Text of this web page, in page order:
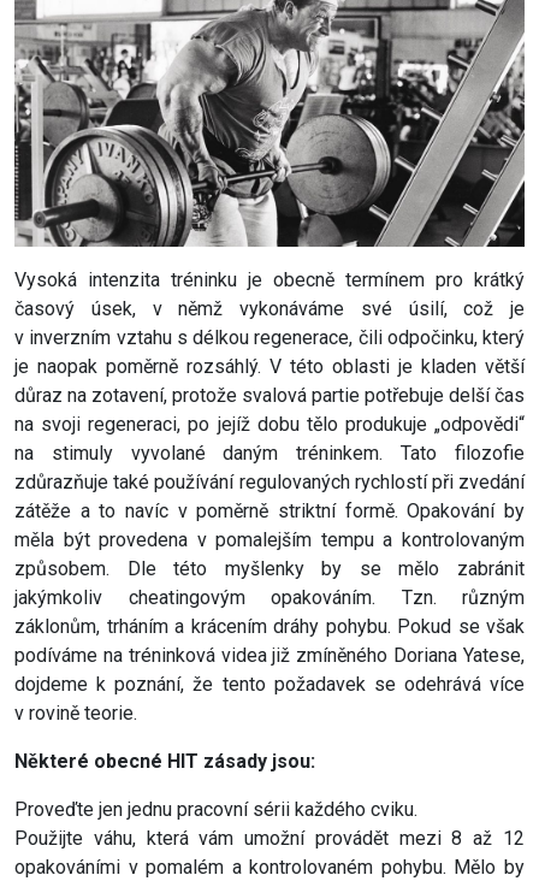
Vysoká intenzita tréninku je obecně termínem pro krátký
časový úsek, v němž vykonáváme své úsilí, což je
v inverzním vztahu s délkou regenerace, čili odpočinku, který
je naopak poměrně rozsáhlý. V této oblasti je kladen větší
důraz na zotavení, protože svalová partie potřebuje delší čas
na svoji regeneraci, po jejíž dobu tělo produkuje „odpovědi“
na stimuly vyvolané daným tréninkem. Tato filozofie
zdůrazňuje také používání regulovaných rychlostí při zvedání
zátěže a to navíc v poměrně striktní formě. Opakování by
měla být provedena v pomalejším tempu a kontrolovaným
způsobem. Dle této myšlenky by se mělo zabránit
jakýmkoliv cheatingovým opakováním. Tzn. různým
záklonům, trháním a krácením dráhy pohybu. Pokud se však
podíváme na tréninková videa již zmíněného Doriana Yatese,
dojdeme k poznání, že tento požadavek se odehrává více
v rovině teorie.
Některé obecné HIT zásady jsou:
Proveďte jen jednu pracovní sérii každého cviku.
Použijte váhu, která vám umožní provádět mezi 8 až 12
opakováními v pomalém a kontrolovaném pohybu. Mělo by